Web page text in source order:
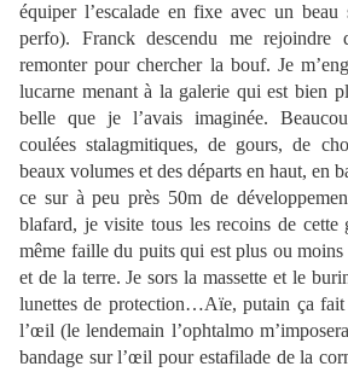
équiper l’escalade en fixe avec un beau
perfo). Franck descendu me rejoindre
remonter pour chercher la bouf. Je
lucarne menant à la galerie qui est bien
belle que je l’avais imaginée.
coulées stalagmitiques, de gours, de
beaux volumes et des départs en haut, en
ce sur à peu près 50m de
blafard, je visite tous les recoins de cette
même faille du puits qui est plus ou moins
et de la terre. Je sors la massette et le
lunettes de protection…Aïe, putain ça fait
l’œil (le lendemain l’ophtalmo
bandage sur l’œil pour estafilade de la